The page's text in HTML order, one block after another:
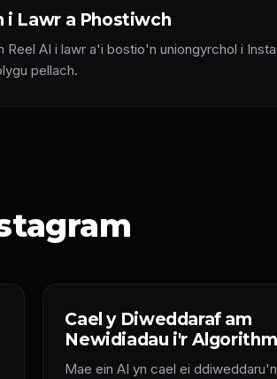
i Lawr a Phostiwch
Reel AI i lawr a'i bostio'n uniongyrchol i
pellach.
Cael y Diweddaraf am
Newidiadau i'r Algorithm
Mae ein AI yn cael ei ddiweddaru'n